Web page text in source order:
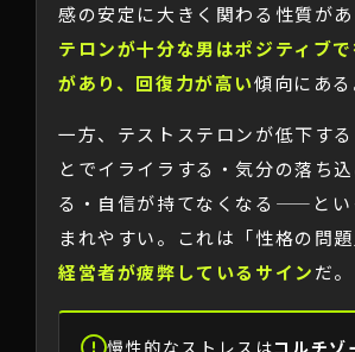
感の安定に大きく関わる性質があ
テロンが十分な男はポジティブ
があり、回復力が高い傾向にある
一方、テストステロンが低下す
とでイライラする・気分の落ち
る・自信が持てなくなる——とい
まれやすい。これは「性格の問題
経営者が疲弊しているサインだ。